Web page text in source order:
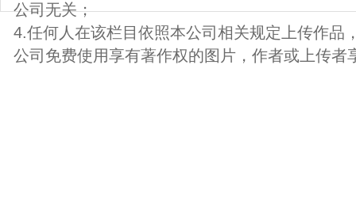
公司无关；
4.任何人在该栏目依照本公司相关规定上传作品
公司免费使用享有著作权的图片，作者或上传者